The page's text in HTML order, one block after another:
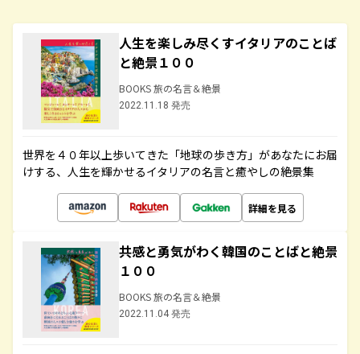
人生を楽しみ尽くすイタリアのことば
と絶景１００
BOOKS 旅の名言＆絶景
2022.11.18 発売
世界を４０年以上歩いてきた「地球の歩き方」があなたにお届
けする、人生を輝かせるイタリアの名言と癒やしの絶景集
詳細を見る
共感と勇気がわく韓国のことばと絶景
１００
BOOKS 旅の名言＆絶景
2022.11.04 発売